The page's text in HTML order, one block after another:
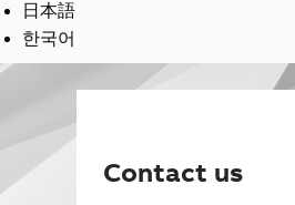
日本語
한국어
Contact us